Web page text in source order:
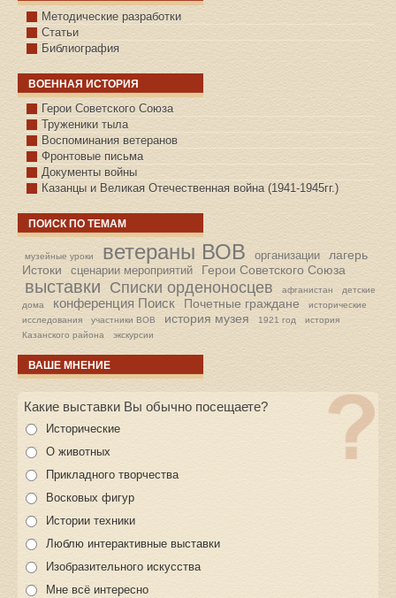
Методические разработки
Статьи
Библиография
ВОЕННАЯ ИСТОРИЯ
С.КАЗАНСКОЕ
Герои Советского Союза
Труженики тыла
Воспоминания ветеранов
Фронтовые письма
Документы войны
Казанцы и Великая Отечественная война (1941-1945гг.)
ПОИСК ПО ТЕМАМ
музейные уроки ветераны ВОВ организации
лагерь
Истоки
сценарии мероприятий Герои Советского Союза
выставки Списки орденоносцев афганистан
детские
дома
конференция Поиск Почетные граждане
исторические
исследования
участники ВОВ история музея 1921 год
история
Казанского района
экскурсии
ВАШЕ МНЕНИЕ
Какие выставки Вы обычно посещаете?
Исторические
О животных
Прикладного творчества
Восковых фигур
Истории техники
Люблю интерактивные выставки
Изобразительного искусства
Мне всё интересно